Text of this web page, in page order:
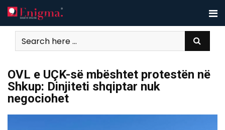
Skip
to
content
OVL e UÇK-së mbështet protestën në
Shkup: Dinjiteti shqiptar nuk
negociohet